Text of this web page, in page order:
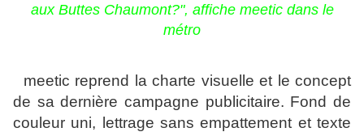
aux Buttes Chaumont?", affiche meetic dans le
métro
meetic reprend la charte visuelle et le concept
de sa dernière campagne publicitaire. Fond de
couleur uni, lettrage sans empattement et texte